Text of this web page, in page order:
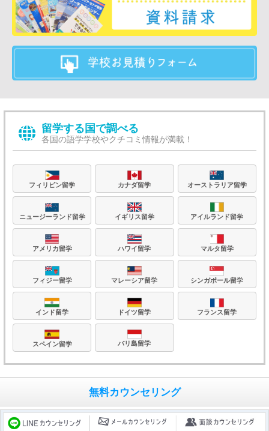
留学する国で調べる
各国の語学学校やクチコミ情報が満載！
フィリピン留学 カナダ留学 オーストラリア留学
ニュージーランド留学 イギリス留学 アイルランド留学
アメリカ留学 ハワイ留学 マルタ留学
フィジー留学 マレーシア留学 シンガポール留学
インド留学 ドイツ留学 フランス留学
スペイン留学 バリ島留学
無料カウンセリング